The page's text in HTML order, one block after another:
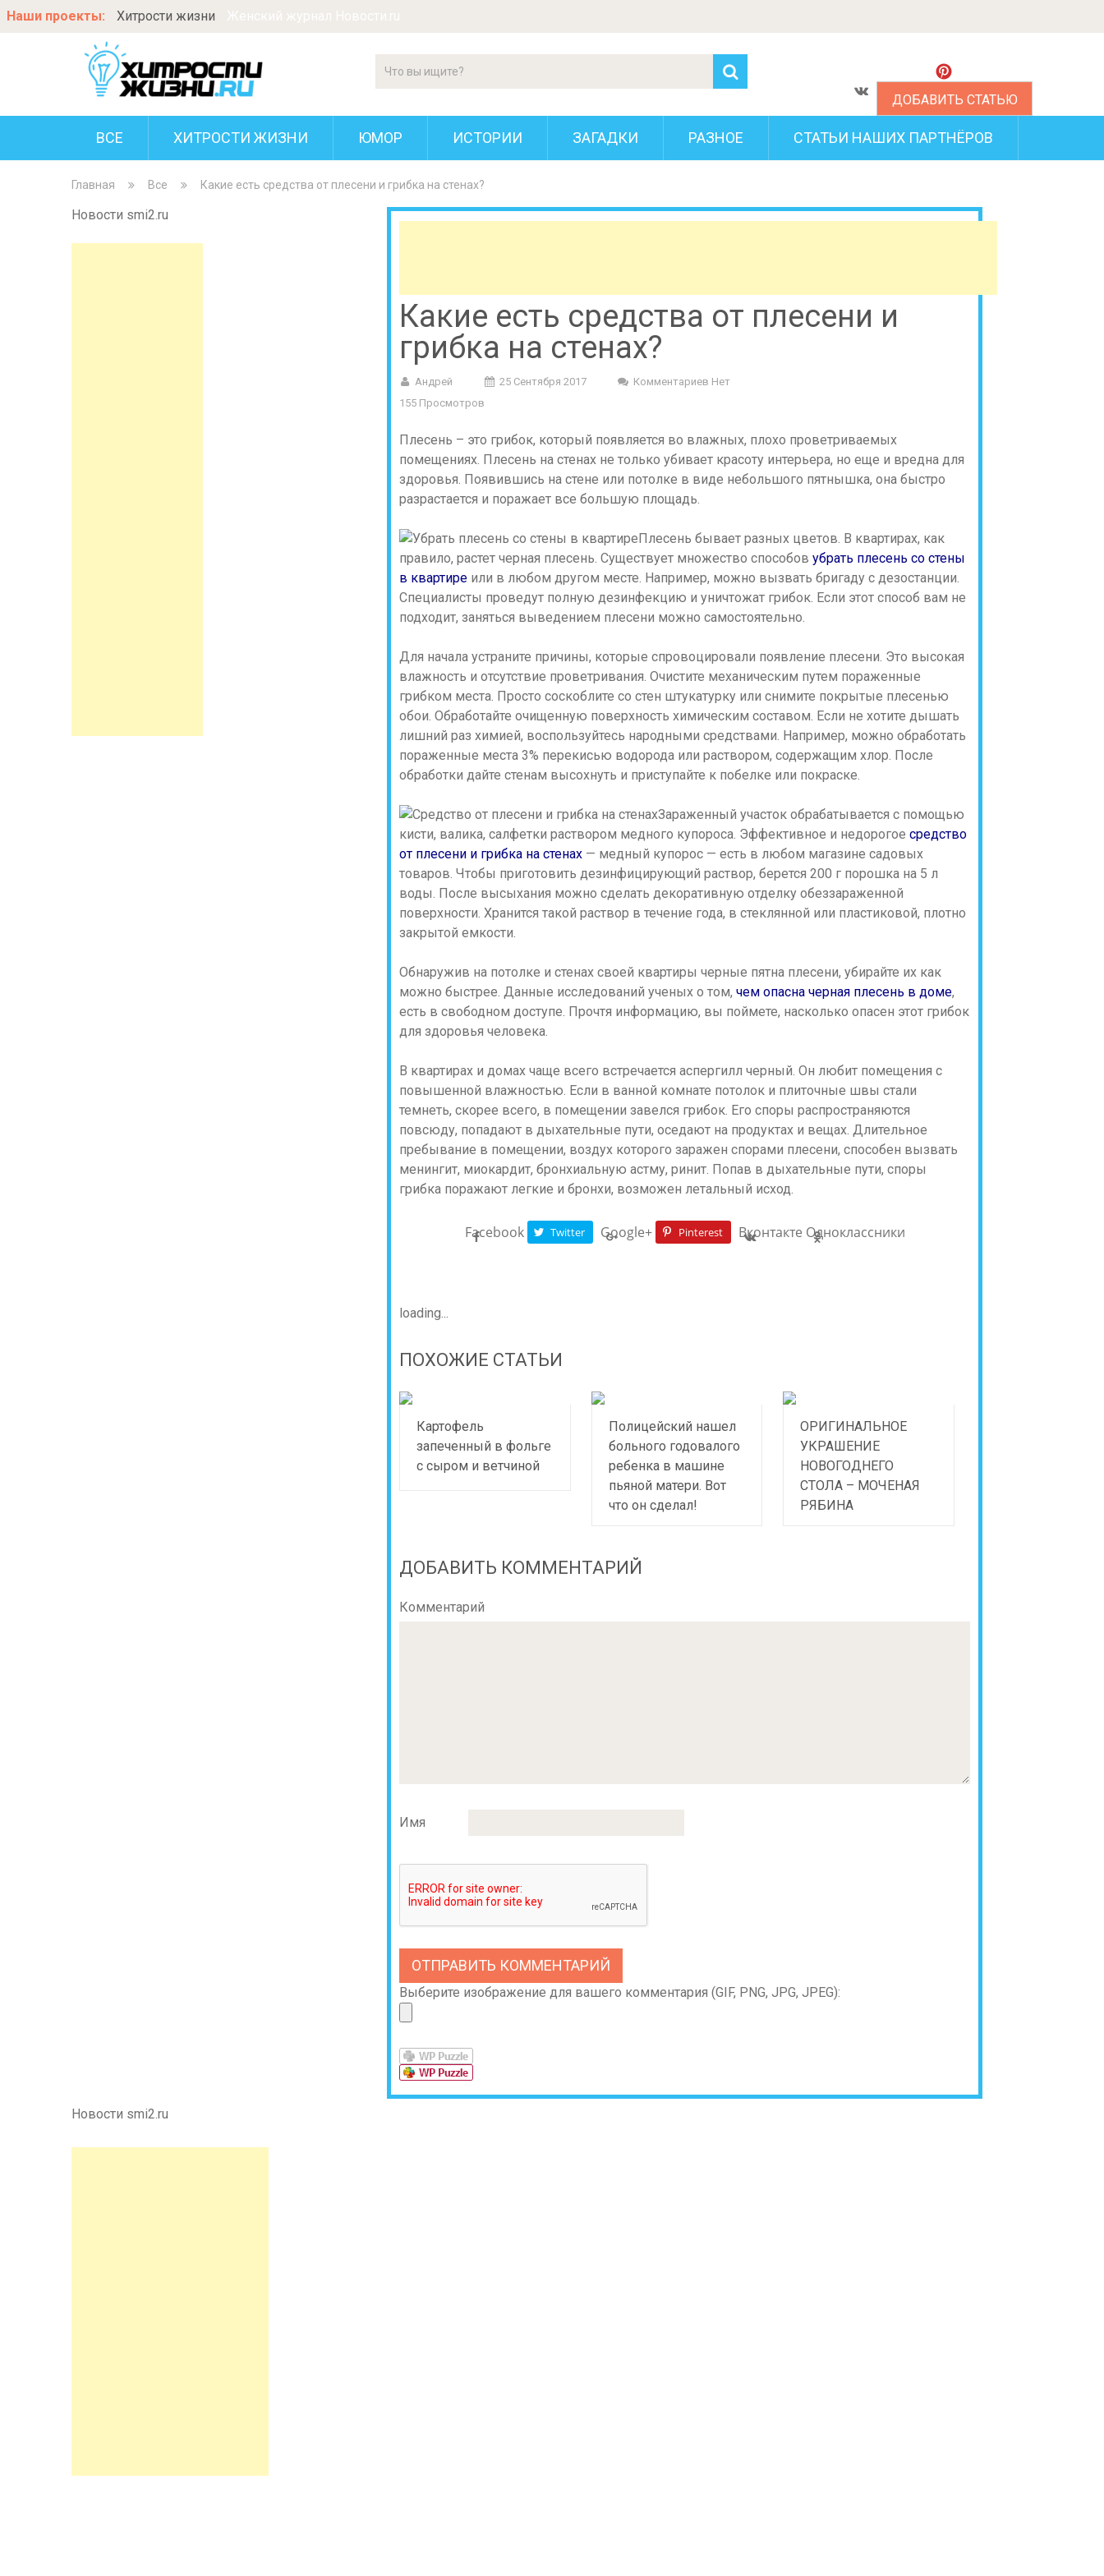
Наши проекты: Хитрости жизни
ДОБАВИТЬ СТАТЬЮ
ВСЕ ХИТРОСТИ ЖИЗНИ ЮМОР ИСТОРИИ ЗАГАДКИ РАЗНОЕ СТАТЬИ НАШИХ ПАРТНЁРОВ
Главная Все Какие есть средства от плесени и грибка на стенах?
Новости smi2.ru
Какие есть средства от плесени и
грибка на стенах?
Андрей 25 Сентября 2017
Комментариев Нет
155 Просмотров
Плесень – это грибок, который появляется во влажных, плохо проветриваемых
помещениях. Плесень на стенах не только убивает красоту интерьера, но еще и вредна для
здоровья. Появившись на стене или потолке в виде небольшого пятнышка, она быстро
разрастается и поражает все большую площадь.
Плесень бывает разных цветов. В квартирах, как
правило, растет черная плесень. Существует множество способов убрать плесень со стены
в квартире или в любом другом месте. Например, можно вызвать бригаду с дезостанции.
Специалисты проведут полную дезинфекцию и уничтожат грибок. Если этот способ вам не
подходит, заняться выведением плесени можно самостоятельно.
Для начала устраните причины, которые спровоцировали появление плесени. Это высокая
влажность и отсутствие проветривания. Очистите механическим путем пораженные
грибком места. Просто соскоблите со стен штукатурку или снимите покрытые плесенью
обои. Обработайте очищенную поверхность химическим составом. Если не хотите дышать
лишний раз химией, воспользуйтесь народными средствами. Например, можно обработать
пораженные места 3% перекисью водорода или раствором, содержащим хлор. После
обработки дайте стенам высохнуть и приступайте к побелке или покраске.
Зараженный участок обрабатывается с помощью
кисти, валика, салфетки раствором медного купороса. Эффективное и недорогое средство
от плесени и грибка на стенах — медный купорос — есть в любом магазине садовых
товаров. Чтобы приготовить дезинфицирующий раствор, берется 200 г порошка на 5 л
воды. После высыхания можно сделать декоративную отделку обеззараженной
поверхности. Хранится такой раствор в течение года, в стеклянной или пластиковой, плотно
закрытой емкости.
Обнаружив на потолке и стенах своей квартиры черные пятна плесени, убирайте их как
можно быстрее. Данные исследований ученых о том, чем опасна черная плесень в доме,
есть в свободном доступе. Прочтя информацию, вы поймете, насколько опасен этот грибок
для здоровья человека.
В квартирах и домах чаще всего встречается аспергилл черный. Он любит помещения с
повышенной влажностью. Если в ванной комнате потолок и плиточные швы стали
темнеть, скорее всего, в помещении завелся грибок. Его споры распространяются
повсюду, попадают в дыхательные пути, оседают на продуктах и вещах. Длительное
пребывание в помещении, воздух которого заражен спорами плесени, способен вызвать
менингит, миокардит, бронхиальную астму, ринит. Попав в дыхательные пути, споры
грибка поражают легкие и бронхи, возможен летальный исход.
Facebook Twitter Google+ Pinterest Вконтакте Одноклассники
loading...
ПОХОЖИЕ СТАТЬИ
Картофель
запеченный в фольге
с сыром и ветчиной
Полицейский нашел
больного годовалого
ребенка в машине
пьяной матери. Вот
что он сделал!
ОРИГИНАЛЬНОЕ
УКРАШЕНИЕ
НОВОГОДНЕГО
СТОЛА – МОЧЕНАЯ
РЯБИНА
ДОБАВИТЬ КОММЕНТАРИЙ
Комментарий
Имя
Выберите изображение для вашего комментария (GIF, PNG, JPG, JPEG):
Новости smi2.ru